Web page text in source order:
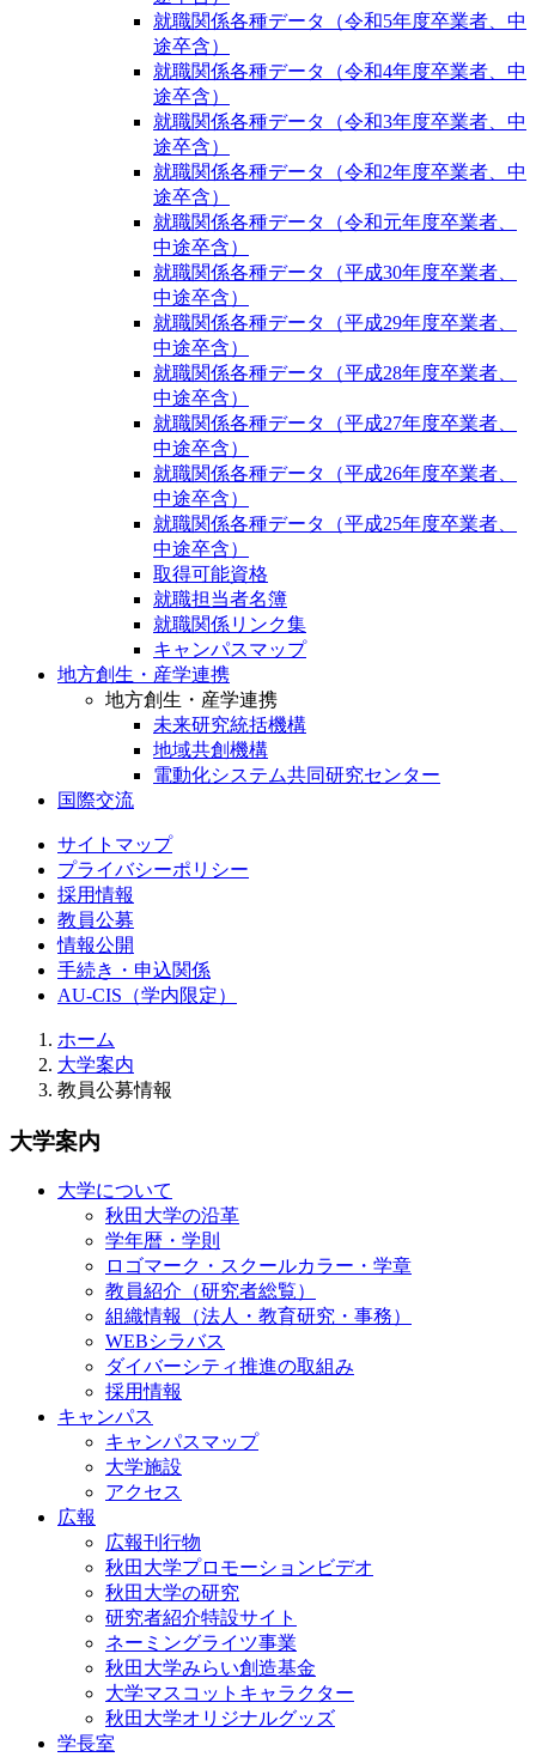
就職関係各種データ（令和5年度卒業者、中
途卒含）
就職関係各種データ（令和4年度卒業者、中
途卒含）
就職関係各種データ（令和3年度卒業者、中
途卒含）
就職関係各種データ（令和2年度卒業者、中
途卒含）
就職関係各種データ（令和元年度卒業者、
中途卒含）
就職関係各種データ（平成30年度卒業者、
中途卒含）
就職関係各種データ（平成29年度卒業者、
中途卒含）
就職関係各種データ（平成28年度卒業者、
中途卒含）
就職関係各種データ（平成27年度卒業者、
中途卒含）
就職関係各種データ（平成26年度卒業者、
中途卒含）
就職関係各種データ（平成25年度卒業者、
中途卒含）
取得可能資格
就職担当者名簿
就職関係リンク集
キャンパスマップ
地方創生・産学連携
地方創生・産学連携
未来研究統括機構
地域共創機構
電動化システム共同研究センター
国際交流
サイトマップ
プライバシーポリシー
採用情報
教員公募
情報公開
手続き・申込関係
AU-CIS（学内限定）
ホーム
大学案内
教員公募情報
大学案内
大学について
秋田大学の沿革
学年暦・学則
ロゴマーク・スクールカラー・学章
教員紹介（研究者総覧）
組織情報（法人・教育研究・事務）
WEBシラバス
ダイバーシティ推進の取組み
採用情報
キャンパス
キャンパスマップ
大学施設
アクセス
広報
広報刊行物
秋田大学プロモーションビデオ
秋田大学の研究
研究者紹介特設サイト
ネーミングライツ事業
秋田大学みらい創造基金
大学マスコットキャラクター
秋田大学オリジナルグッズ
学長室